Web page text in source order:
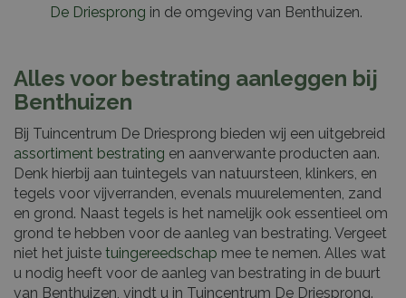
De Driesprong in de omgeving van Benthuizen.
Alles voor bestrating aanleggen bij
Benthuizen
Bij Tuincentrum De Driesprong bieden wij een uitgebreid
assortiment bestrating en aanverwante producten aan.
Denk hierbij aan tuintegels van natuursteen, klinkers, en
tegels voor vijverranden, evenals muurelementen, zand
en grond. Naast tegels is het namelijk ook essentieel om
grond te hebben voor de aanleg van bestrating. Vergeet
niet het juiste tuingereedschap mee te nemen. Alles wat
u nodig heeft voor de aanleg van bestrating in de buurt
van Benthuizen, vindt u in Tuincentrum De Driesprong.